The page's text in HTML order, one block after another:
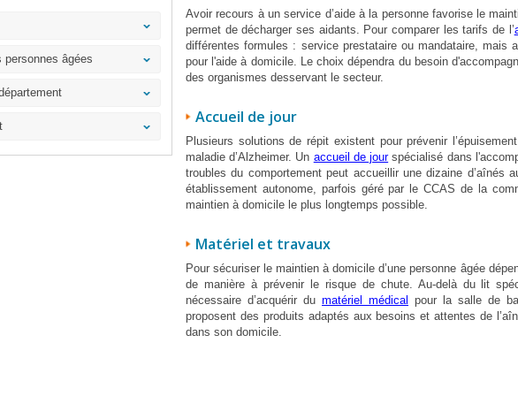
personnes âgées
Avoir recours à un service d’aide à la personne favorise le
permet de décharger ses aidants. Pour comparer les tarifs de l’
différentes formules : service prestataire ou mandataire, mais
pour l'aide à domicile. Le choix dépendra du besoin
des organismes desservant le secteur.
Accueil de jour
Plusieurs solutions de répit existent pour prévenir
maladie d’Alzheimer. Un accueil de jourspécialisé dans
troubles du comportement peut accueillir une dizaine d’aînés
établissement autonome, parfois géré par le CCAS de la
maintien à domicile le plus longtemps possible.
Matériel et travaux
Pour sécuriser le maintien à domicile d’une personne âgée
de manière à prévenir le risque de chute. Au-delà du lit
nécessaire d’acquérir du matériel médical pour la salle de
proposent des produits adaptés aux besoins et attentes de
dans son domicile.